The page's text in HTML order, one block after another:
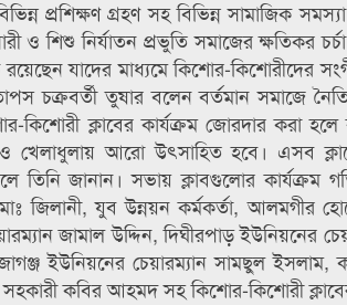
প্রশিক্ষণ গ্রহণ সহ বিভিন্ন সামাজিক
ও শিশু নির্যাতন প্রভুতি সমাজের ক্ষতিকর
যাদের মাধ্যমে কিশোর-কিশোরীদের
চক্রবর্তী তুষার বলেন বর্তমান সমাজে
ক্লাবের কার্যক্রম জোরদার করা হলে
ও খেলাধুলায় আরো উৎসাহিত হবে। এসব
জানান। সভায় ক্লাবগুলোর কার্যক্রম
জিলানী, যুব উন্নয়ন কর্মকর্তা, আলমগীর
জামাল উদ্দিন, দিঘীরপাড় ইউনিয়নের
ইউনিয়নের চেয়ারম্যান সামছুল ইসলাম,
কবির আহমদ সহ কিশোর-কিশোরী